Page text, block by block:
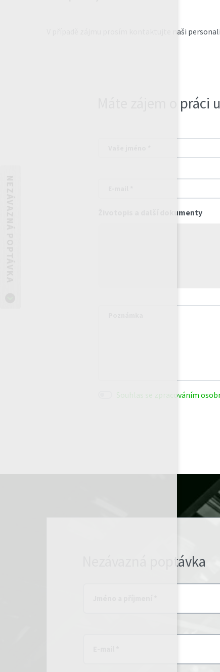
V případě zájmu prosím kontaktujte naši
Máte zájem o práci
Životopis a další dokumenty
Souhlas se zpracováním
Nezávazná poptávka